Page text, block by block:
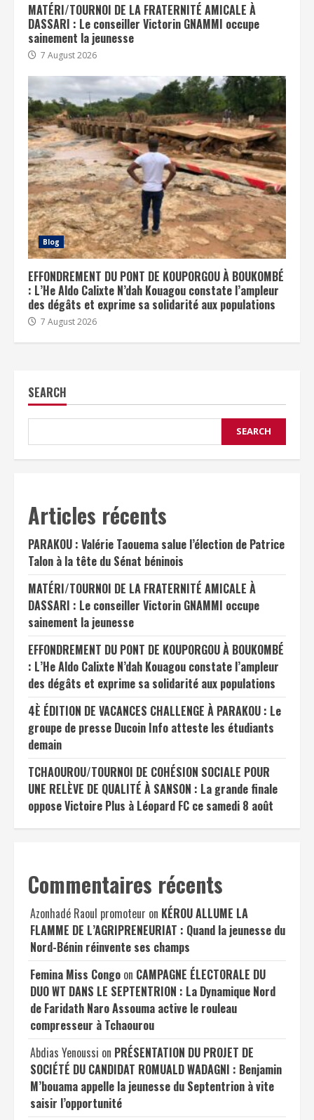
MATÉRI/TOURNOI DE LA FRATERNITÉ AMICALE À
DASSARI : Le conseiller Victorin GNAMMI occupe
sainement la jeunesse
7 August 2026
Blog
EFFONDREMENT DU PONT DE KOUPORGOU À BOUKOMBÉ
: L’He Aldo Calixte N’dah Kouagou constate l’ampleur
des dégâts et exprime sa solidarité aux populations
7 August 2026
SEARCH
SEARCH
Articles récents
PARAKOU : Valérie Taouema salue l’élection de Patrice
Talon à la tête du Sénat béninois
MATÉRI/TOURNOI DE LA FRATERNITÉ AMICALE À
DASSARI : Le conseiller Victorin GNAMMI occupe
sainement la jeunesse
EFFONDREMENT DU PONT DE KOUPORGOU À BOUKOMBÉ
: L’He Aldo Calixte N’dah Kouagou constate l’ampleur
des dégâts et exprime sa solidarité aux populations
4È ÉDITION DE VACANCES CHALLENGE À PARAKOU : Le
groupe de presse Ducoin Info atteste les étudiants
demain
TCHAOUROU/TOURNOI DE COHÉSION SOCIALE POUR
UNE RELÈVE DE QUALITÉ À SANSON : La grande finale
oppose Victoire Plus à Léopard FC ce samedi 8 août
Commentaires récents
Azonhadé Raoul promoteur on KÉROU ALLUME LA
FLAMME DE L’AGRIPRENEURIAT : Quand la jeunesse du
Nord-Bénin réinvente ses champs
Femina Miss Congo on CAMPAGNE ÉLECTORALE DU
DUO WT DANS LE SEPTENTRION : La Dynamique Nord
de Faridath Naro Assouma active le rouleau
compresseur à Tchaourou
Abdias Yenoussi on PRÉSENTATION DU PROJET DE
SOCIÉTÉ DU CANDIDAT ROMUALD WADAGNI : Benjamin
M’bouama appelle la jeunesse du Septentrion à vite
saisir l’opportunité